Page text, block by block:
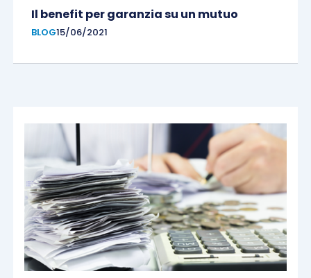
Il benefit per garanzia su un mutuo
BLOG15/06/2021